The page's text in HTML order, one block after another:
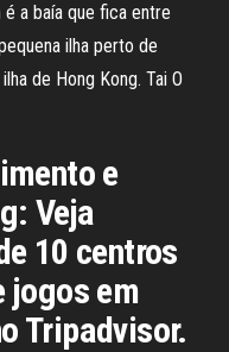
a baía que fica entre
ilha perto de
de Hong Kong. Tai O
e
Veja
10 centros
jogos em
Tripadvisor.